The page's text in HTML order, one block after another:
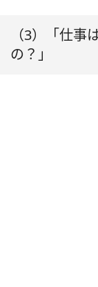
（3）「仕事
の？」